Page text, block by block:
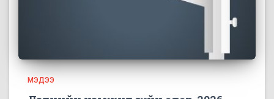
МЭДЭЭ